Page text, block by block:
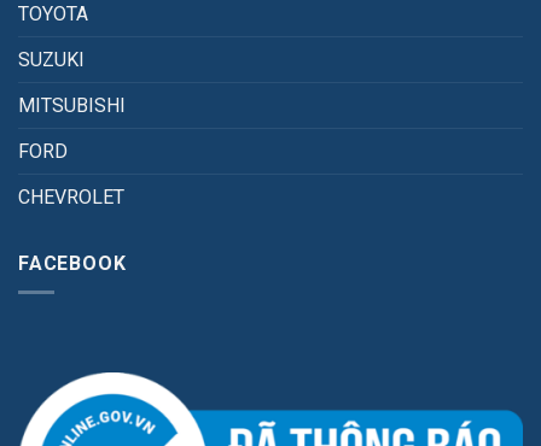
TOYOTA
SUZUKI
MITSUBISHI
FORD
CHEVROLET
FACEBOOK